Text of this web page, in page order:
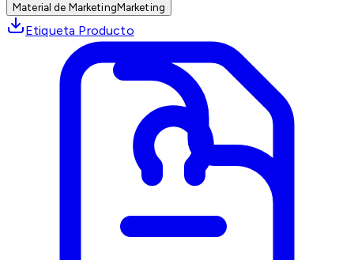
Material de MarketingMarketing
Etiqueta Producto